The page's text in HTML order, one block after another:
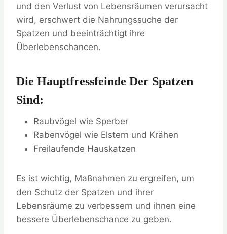
und den Verlust von Lebensräumen verursacht
wird, erschwert die Nahrungssuche der
Spatzen und beeinträchtigt ihre
Überlebenschancen.
Die Hauptfressfeinde Der Spatzen
Sind:
Raubvögel wie Sperber
Rabenvögel wie Elstern und Krähen
Freilaufende Hauskatzen
Es ist wichtig, Maßnahmen zu ergreifen, um
den Schutz der Spatzen und ihrer
Lebensräume zu verbessern und ihnen eine
bessere Überlebenschance zu geben.